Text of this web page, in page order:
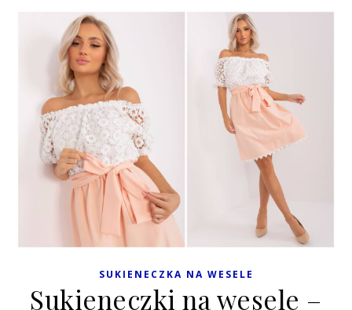
SUKIENECZKA NA WESELE
Sukieneczki na wesele –